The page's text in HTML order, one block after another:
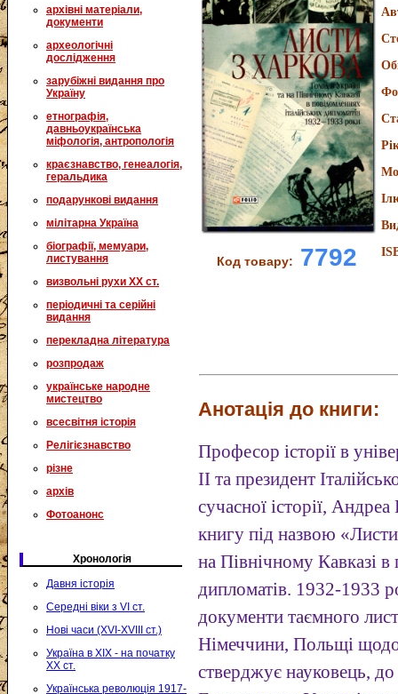
архівні матеріали,
документи
археологічні
дослідження
зарубіжні видання про
Україну
етнографія,
давньоукраїнська
міфологія, антропологія
краєзнавство, генеалогія,
геральдика
подарункові видання
мілітарна Україна
біографії, мемуари,
листування
визвольні рухи XX ст.
періодичні та серійні
видання
перекладна література
розпродаж
українське народне
мистецтво
всесвітня історія
Релігієзнавство
різне
архів
Фотоанонс
Хронологія
Давня історія
Середні віки з VI ст.
Нові часи (XVI-XVIII ст.)
Україна в XIX - на початку
XX ст.
Українська революція 1917-
Код товару: 7792
Анотація до книги:
Професор історії в
ІІ та президент
сучасної історії,
книгу під назвою
на Північному Кавказі в
дипломатів. 1932-1933
документи таємного
Німеччини, Польщі
стверджує науковець,